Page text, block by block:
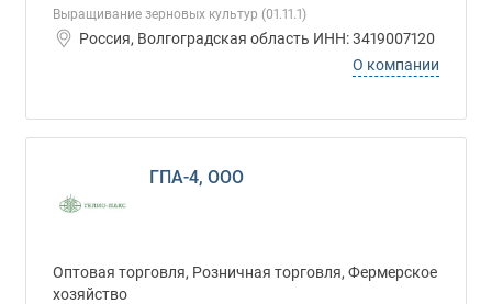
Выращивание зерновых культур (01.11.1)
Россия, Волгоградская область ИНН: 3419007120
О компании
ГПА-4, ООО
Оптовая торговля, Розничная торговля, Фермерское
хозяйство